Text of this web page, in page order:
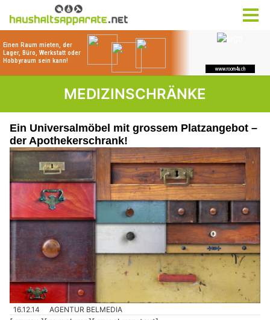
MEDIZINSCHRÄNKE
Ein Universalmöbel mit grossem Platzangebot –
der Apothekerschrank!
16.12.14 AGENTUR BELMEDIA